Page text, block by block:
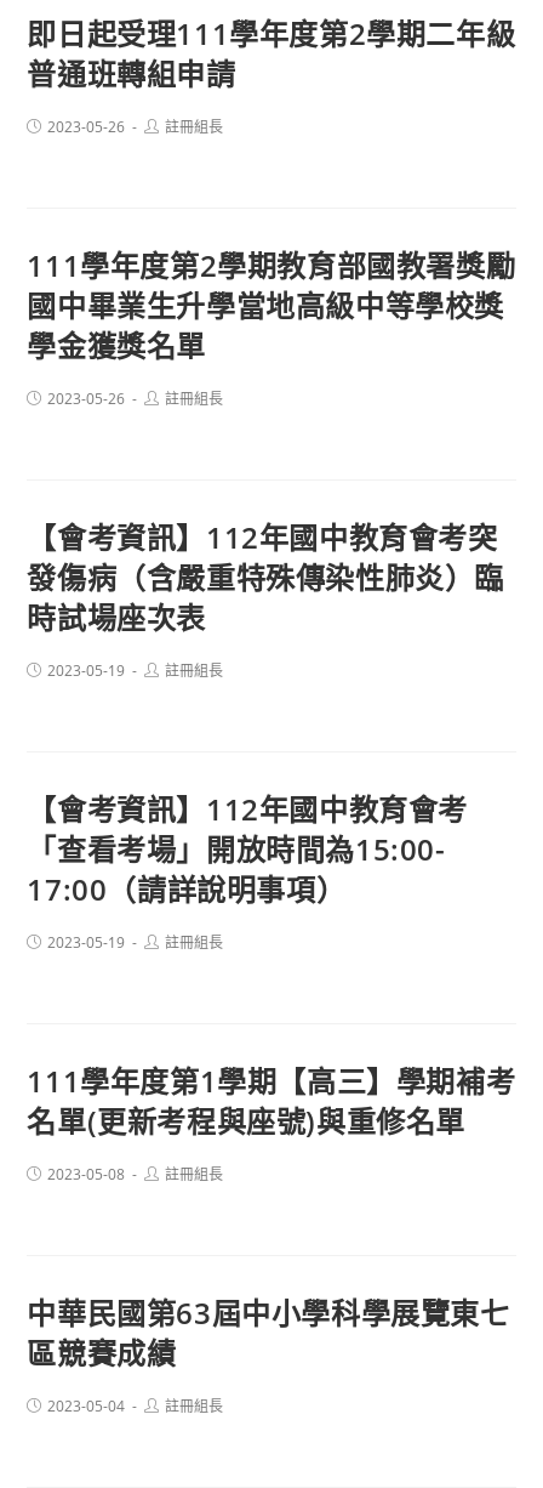
即日起受理111學年度第2學期二年級
普通班轉組申請
Post2023-05-26
Post註冊組長
111學年度第2學期教育部國教署獎勵
國中畢業生升學當地高級中等學校獎
學金獲獎名單
Post2023-05-26
Post註冊組長
【會考資訊】112年國中教育會考突
發傷病（含嚴重特殊傳染性肺炎）臨
時試場座次表
Post2023-05-19
Post註冊組長
【會考資訊】112年國中教育會考
「查看考場」開放時間為15:00-
17:00（請詳說明事項）
Post2023-05-19
Post註冊組長
111學年度第1學期【高三】學期補考
名單(更新考程與座號)與重修名單
Post2023-05-08
Post註冊組長
中華民國第63屆中小學科學展覽東七
區競賽成績
Post2023-05-04
Post註冊組長